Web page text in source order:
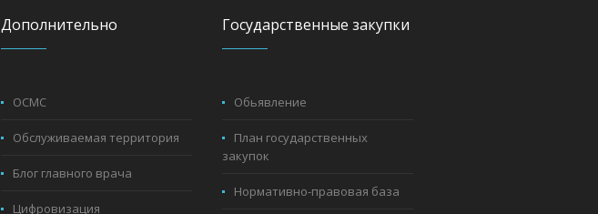
Дополнительно
ОСМС
Обслуживаемая территория
Блог главного врача
Цифровизация
Государственные закупки
Обьявление
План государственных
закупок
Нормативно-правовая база